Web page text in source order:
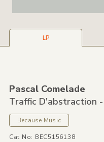
LP
Pascal Comelade
Traffic D'abstraction
Because Music
Cat No: BEC5156138